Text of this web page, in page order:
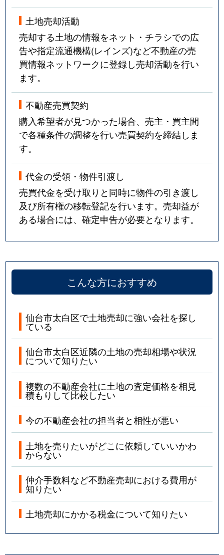
土地売却活動
売却する土地の情報をネット・チラシでの広
告や指定流通機構(レインズ)など不動産の売
買情報ネットワークに登録し売却活動を行い
ます。
不動産売買契約
購入希望者が見つかった場合、売主・買主間
で各種条件の調整を行い売買契約を締結しま
す。
代金の受領・物件引渡し
売買代金を受け取りと同時に物件の引き渡し
及び所有権の移転登記を行います。売却益が
ある場合には、確定申告が必要となります。
こんな方におすすめ
仙台市太白区で土地売却に強い会社を探し
ている
仙台市太白区近隣の土地の売却相場や状況
について知りたい
複数の不動産会社に土地の査定価格を相見
積もりして比較したい
今の不動産会社の担当者と相性が悪い
土地を売りたいがどこに依頼していいかわ
からない
仲介手数料など不動産売却における費用が
知りたい
土地売却にかかる税金について知りたい